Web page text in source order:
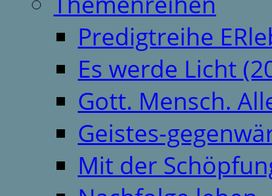
Predigtreihe
Es werde Licht
Gott. Mensch.
Geistes-
Mit der